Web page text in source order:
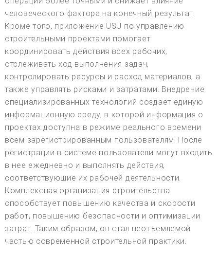
человеческого фактора на конечный результат.
Кроме того, приложение USU по управлению
строительными проектами помогает
координировать действия всех рабочих,
отслеживать ход выполнения задач,
контролировать ресурсы и расход материалов, а
также управлять рисками и затратами. Внедрение
специализированных технологий создает единую
информационную среду, в которой информация о
проектах доступна в режиме реального времени
всем зарегистрированным пользователям. После
регистрации в системе пользователи могут входить
в нее ежедневно и выполнять действия,
соответствующие их рабочей деятельности.
Комплексная организация строительства
способствует повышению качества и скорости
работ, повышению безопасности и оптимизации
затрат. Таким образом, он стал неотъемлемой
частью современной строительной практики.